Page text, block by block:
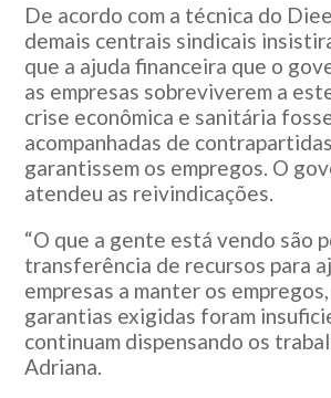
De acordo com a técnica do
demais centrais sindicais
que a ajuda financeira que o
as empresas sobreviverem a
crise econômica e sanitária
acompanhadas de
garantissem os empregos. O
atendeu as reivindicações.
“O que a gente está vendo são
transferência de recursos para
empresas a manter os
garantias exigidas foram
continuam dispensando os
Adriana.